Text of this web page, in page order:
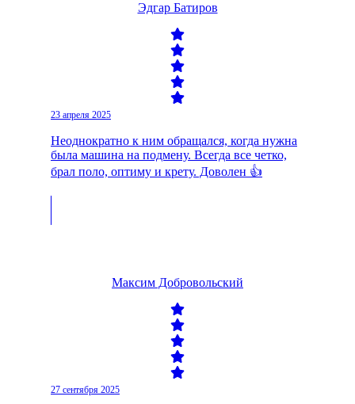
Эдгар Батиров
23 апреля 2025
Неоднократно к ним обращался, когда нужна
была машина на подмену. Всегда все четко,
брал поло, оптиму и крету. Доволен 👍
Максим Добровольский
27 сентября 2025